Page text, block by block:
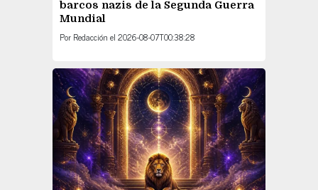
barcos nazis de la Segunda Guerra
Mundial
Por Redacción el 2026-08-07T00:38:28